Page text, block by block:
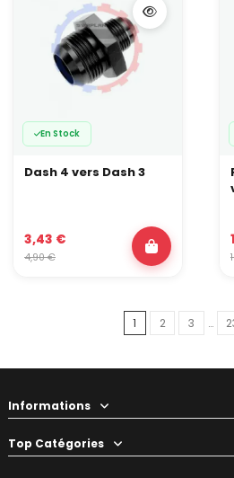
En Stock
Dash 4 vers Dash 3
3,43 €
4,90 €
1 2 3 …
Informations
Top Catégories